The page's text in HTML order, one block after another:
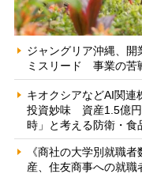
ジャングリア沖縄、
ミスリード 事業の苦
キオクシアなどAI関連
投資妙味 資産1.5億円
時」と考える防衛・食
《商社の大学別就職
産、住友商事への就職